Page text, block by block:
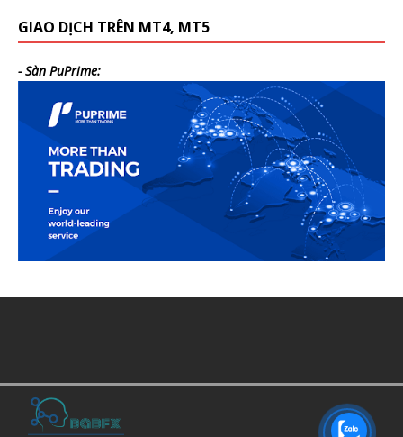
GIAO DỊCH TRÊN MT4, MT5
- Sàn PuPrime: